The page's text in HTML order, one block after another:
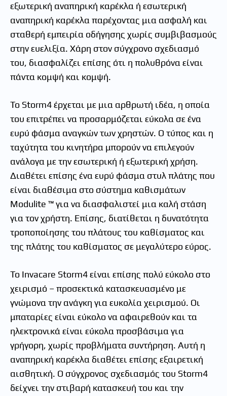
εξωτερική αναπηρική καρέκλα ή εσωτερική
αναπηρική καρέκλα παρέχοντας μια ασφαλή και
σταθερή εμπειρία οδήγησης χωρίς συμβιβασμούς
στην ευελιξία. Χάρη στον σύγχρονο σχεδιασμό
του, διασφαλίζει επίσης ότι η πολυθρόνα είναι
πάντα κομψή και κομψή.
Το Storm4 έρχεται με μια αρθρωτή ιδέα, η οποία
του επιτρέπει να προσαρμόζεται εύκολα σε ένα
ευρύ φάσμα αναγκών των χρηστών. Ο τύπος και η
ταχύτητα του κινητήρα μπορούν να επιλεγούν
ανάλογα με την εσωτερική ή εξωτερική χρήση.
Διαθέτει επίσης ένα ευρύ φάσμα στυλ πλάτης που
είναι διαθέσιμα στο σύστημα καθισμάτων
Modulite ™ για να διασφαλιστεί μια καλή στάση
για τον χρήστη. Επίσης, διατίθεται η δυνατότητα
τροποποίησης του πλάτους του καθίσματος και
της πλάτης του καθίσματος σε μεγαλύτερο εύρος.
Το Invacare Storm4 είναι επίσης πολύ εύκολο στο
χειρισμό – προσεκτικά κατασκευασμένο με
γνώμονα την ανάγκη για ευκολία χειρισμού. Οι
μπαταρίες είναι εύκολο να αφαιρεθούν και τα
ηλεκτρονικά είναι εύκολα προσβάσιμα για
γρήγορη, χωρίς προβλήματα συντήρηση. Αυτή η
αναπηρική καρέκλα διαθέτει επίσης εξαιρετική
αισθητική. Ο σύγχρονος σχεδιασμός του Storm4
δείχνει την στιβαρή κατασκευή του και την